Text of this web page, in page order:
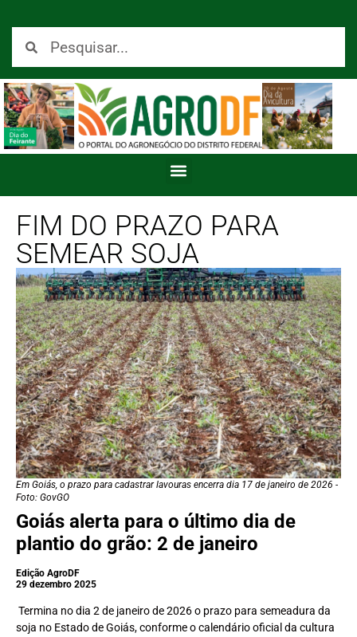
FIM DO PRAZO PARA
SEMEAR SOJA
Em Goiás, o prazo para cadastrar lavouras encerra dia 17 de janeiro de 2026 -
Foto: GovGO
Goiás alerta para o último dia de
plantio do grão: 2 de janeiro
Edição AgroDF
29 dezembro 2025
Termina no dia 2 de janeiro de 2026 o prazo para semeadura da
soja no Estado de Goiás, conforme o calendário oficial da cultura